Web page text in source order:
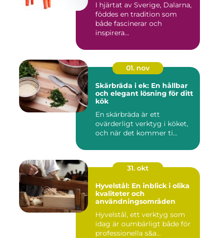
I hjärtat av Sverige, Dalarna,
föddes en tradition som
både fascinerar och
inspirera...
01. nov
Skärbräda i ek: En hållbar
och elegant lösning för ditt
kök
En skärbräda är ett
ovärderligt verktyg i köket,
och när det kommer ti...
31. okt
Hyvelstål: En inblick i olika
kvaliteter och
användningsområden
Hyvelstål, ett verktyg som
idag är oumbärligt både för
professionella s&a...